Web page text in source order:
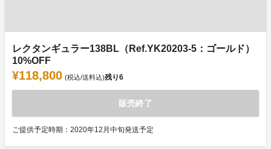
レクタンギュラー138BL（Ref.YK20203-5：ゴールド）
10%OFF
¥118,800 (税込/送料込)残り6
販売終了
ご提供予定時期：2020年12月中旬発送予定